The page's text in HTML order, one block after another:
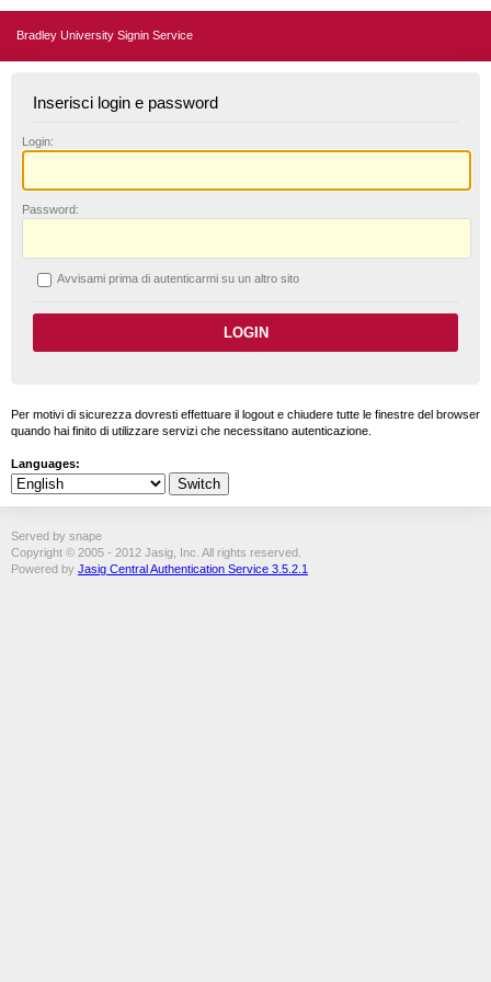
Bradley University Signin Service
Inserisci login e password
L ogin:
Password:
Avvisami prima di autenticarmi su un altro sito
Per motivi di sicurezza dovresti effettuare il logout e chiudere tutte le finestre del browser
quando hai finito di utilizzare servizi che necessitano autenticazione.
Languages:
Served by snape
Copyright © 2005 - 2012 Jasig, Inc. All rights reserved.
Powered by Jasig Central Authentication Service 3.5.2.1